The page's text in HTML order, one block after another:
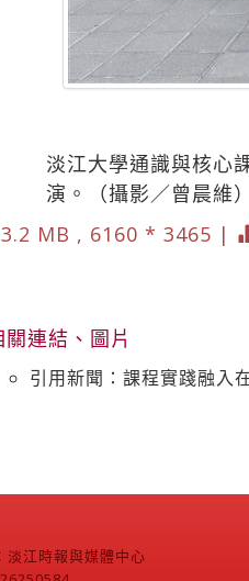
淡江大學通識與核心
演。（攝影／曾晨維）
3.2 MB , 6160 * 3465 |
關連結、圖片
引用新聞：課程實踐融入
淡江時報與媒體中心